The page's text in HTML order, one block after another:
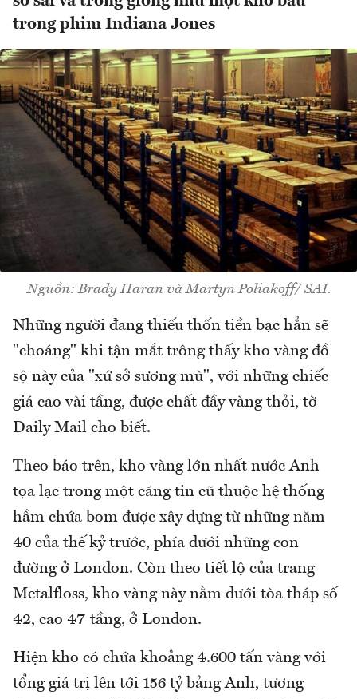
trong phim Indiana Jones
Nguồn: Brady Haran và Martyn Poliakoff/ SAI.
Những người đang thiếu thốn tiền bạc hẳn sẽ
"choáng" khi tận mắt trông thấy kho vàng đồ
sộ này của "xứ sở sương mù", với những chiếc
giá cao vài tầng, được chất đầy vàng thỏi, tờ
Daily Mail cho biết.
Theo báo trên, kho vàng lớn nhất nước Anh
tọa lạc trong một căng tin cũ thuộc hệ thống
hầm chứa bom được xây dựng từ những năm
40 của thế kỷ trước, phía dưới những con
đường ở London. Còn theo tiết lộ của trang
Metalfloss, kho vàng này nằm dưới tòa tháp số
42, cao 47 tầng, ở London.
Hiện kho có chứa khoảng 4.600 tấn vàng với
tổng giá trị lên tới 156 tỷ bảng Anh, tương